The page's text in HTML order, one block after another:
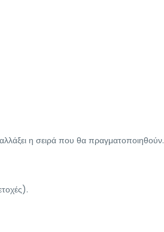
αλλάξει η σειρά που θα πραγματοποιηθούν.